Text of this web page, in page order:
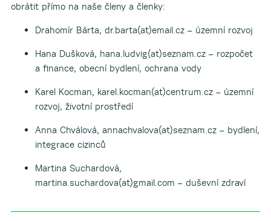
obrátit přímo na naše členy a členky:
Drahomír Bárta, dr.barta(at)email.cz – územní rozvoj
Hana Dušková, hana.ludvig(at)seznam.cz – rozpočet
a finance, obecní bydlení, ochrana vody
Karel Kocman, karel.kocman(at)centrum.cz – územní
rozvoj, životní prostředí
Anna Chválová, annachvalova(at)seznam.cz – bydlení,
integrace cizinců
Martina Suchardová,
martina.suchardova(at)gmail.com – duševní zdraví